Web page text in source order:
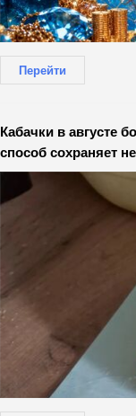
Перейти
Кабачки в августе
способ сохраняет